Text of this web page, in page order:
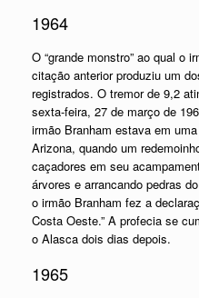
1964
O “grande monstro” ao qual o
citação anterior produziu um
registrados. O tremor de 9,2
sexta-feira, 27 de março de
irmão Branham estava em
Arizona, quando um
caçadores em seu
árvores e arrancando pedras
o irmão Branham fez a
Costa Oeste.” A profecia se
o Alasca dois dias depois.
1965